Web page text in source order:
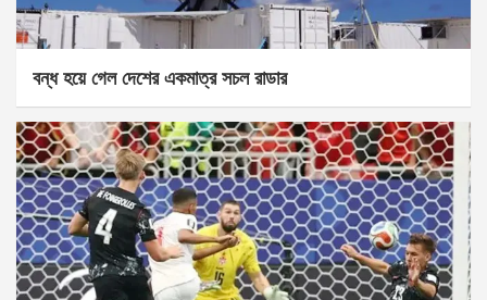
বন্ধ হয়ে গেল দেশের একমাত্র সচল রাডার